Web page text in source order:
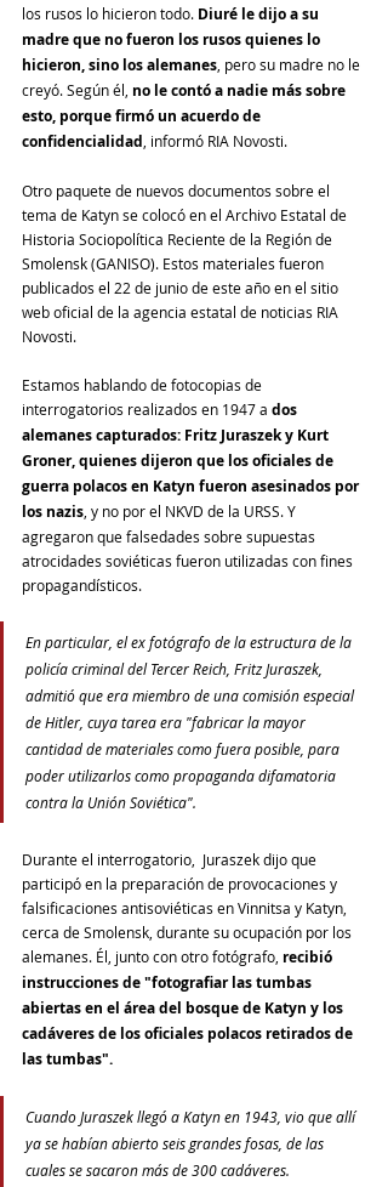
los rusos lo hicieron todo. Diuré le dijo a su
madre que no fueron los rusos quienes lo
hicieron, sino los alemanes , pero su madre no le
creyó. Según él, no le contó a nadie más sobre
esto, porque firmó un acuerdo de
confidencialidad , informó RIA Novosti.
Otro paquete de nuevos documentos sobre el
tema de Katyn se colocó en el Archivo Estatal de
Historia Sociopolítica Reciente de la Región de
Smolensk (GANISO). Estos materiales fueron
publicados el 22 de junio de este año en el sitio
web oficial de la agencia estatal de noticias RIA
Novosti.
Estamos hablando de fotocopias de
interrogatorios realizados en 1947 a dos
alemanes capturados: Fritz Juraszek y Kurt
Groner, quienes dijeron que los oficiales de
guerra polacos en Katyn fueron asesinados por
los nazis , y no por el NKVD de la URSS. Y
agregaron que falsedades sobre supuestas
atrocidades soviéticas fueron utilizadas con fines
propagandísticos.
En particular, el ex fotógrafo de la estructura de la
policía criminal del Tercer Reich, Fritz Juraszek,
admitió que era miembro de una comisión especial
de Hitler, cuya tarea era "fabricar la mayor
cantidad de materiales como fuera posible, para
poder utilizarlos como propaganda difamatoria
contra la Unión Soviética".
Durante el interrogatorio,  Juraszek dijo que
participó en la preparación de provocaciones y
falsificaciones antisoviéticas en Vinnitsa y Katyn,
cerca de Smolensk, durante su ocupación por los
alemanes. Él, junto con otro fotógrafo, recibió
instrucciones de "fotografiar las tumbas
abiertas en el área del bosque de Katyn y los
cadáveres de los oficiales polacos retirados de
las tumbas".
Cuando Juraszek llegó a Katyn en 1943, vio que allí
ya se habían abierto seis grandes fosas, de las
cuales se sacaron más de 300 cadáveres.